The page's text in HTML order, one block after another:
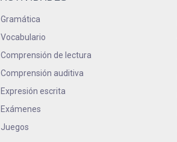
Gramática
Vocabulario
Comprensión de lectura
Comprensión auditiva
Expresión escrita
Exámenes
Juegos